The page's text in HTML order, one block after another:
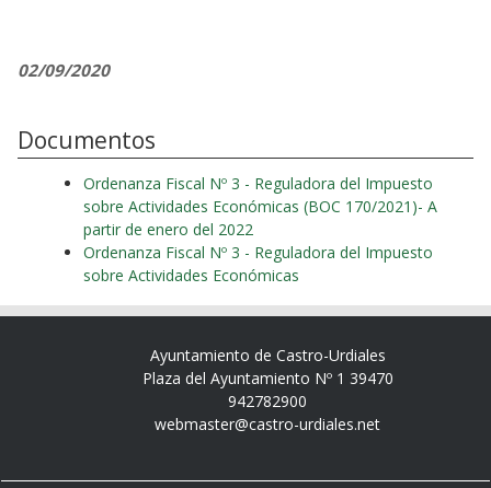
02/09/2020
Documentos
Ordenanza Fiscal Nº 3 - Reguladora del Impuesto
sobre Actividades Económicas (BOC 170/2021)- A
partir de enero del 2022
Ordenanza Fiscal Nº 3 - Reguladora del Impuesto
sobre Actividades Económicas
Ayuntamiento de Castro-Urdiales
Plaza del Ayuntamiento Nº 1 39470
942782900
webmaster@castro-urdiales.net